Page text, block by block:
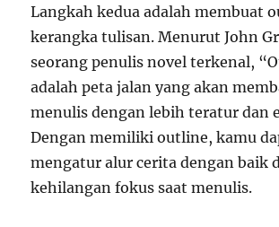
Langkah kedua adalah membuat
kerangka tulisan. Menurut John
seorang penulis novel terkenal,
adalah peta jalan yang akan
menulis dengan lebih teratur dan
Dengan memiliki outline, kamu
mengatur alur cerita dengan baik
kehilangan fokus saat menulis.